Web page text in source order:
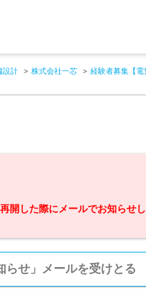
設計 株式会社一芯
経験者募集【
開した際にメールでお知らせし
らせ」メールを受けとる